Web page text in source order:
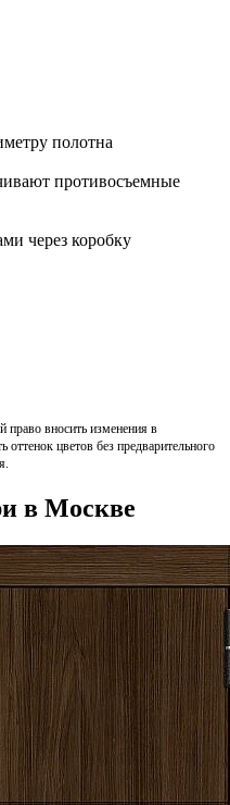
полотна
противосъемные
через коробку
право вносить изменения в
цветов без предварительного
в Москве